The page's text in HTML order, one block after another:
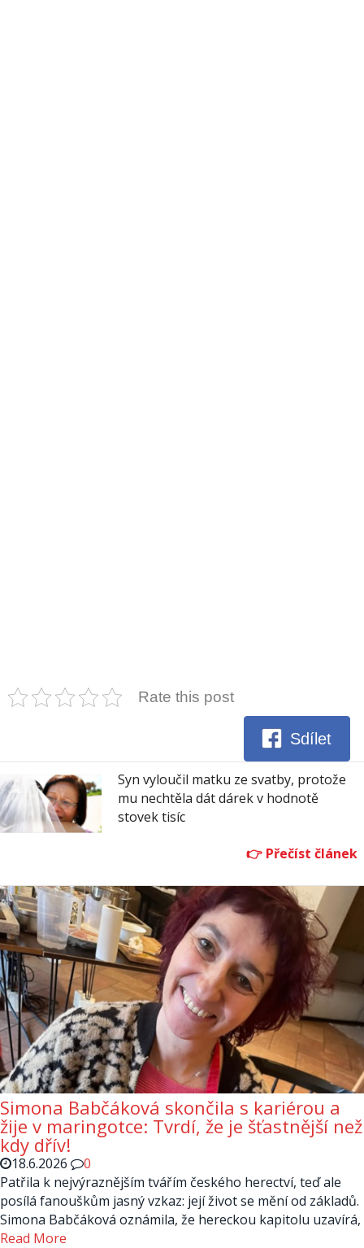
Rate this post
Sdílet
Syn vyloučil matku ze svatby, protože
mu nechtěla dát dárek v hodnotě
stovek tisíc
Simona Babčáková skončila s kariérou a
žije v maringotce: Tvrdí, že je šťastnější než
kdy dřív!
18.6.2026
0
Patřila k nejvýraznějším tvářím českého herectví, teď ale
posílá fanouškům jasný vzkaz: její život se mění od základů.
Simona Babčáková oznámila, že hereckou kapitolu uzavírá,
Read More